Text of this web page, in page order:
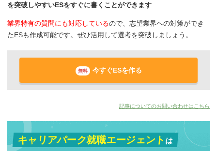
を突破しやすいESをすぐに書くことができます
業界特有の質問にも対応しているので、志望業界への対策ができ
たESも作成可能です。ぜひ活用して選考を突破しましょう。
無料 今すぐESを作る
記事についてのお問い合わせはこちら
キャリアパーク就職エージェントは